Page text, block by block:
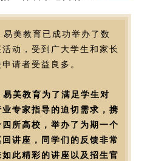
美教育已成功举办了数
动，受到广大学生和家长
请者受益良多。
美教育为了满足学生对
专家指导的迫切需求，携
所高校，举办了为期一个
讲座，同学们的反馈非常
此精彩的讲座以及招生官